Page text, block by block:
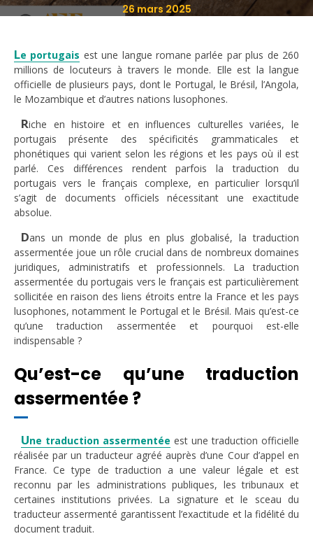
26 mars 2025
Le portugais est une langue romane parlée par plus de 260
millions de locuteurs à travers le monde. Elle est la langue
officielle de plusieurs pays, dont le Portugal, le Brésil, l’Angola,
le Mozambique et d’autres nations lusophones.
Riche en histoire et en influences culturelles variées, le
portugais présente des spécificités grammaticales et
phonétiques qui varient selon les régions et les pays où il est
parlé. Ces différences rendent parfois la traduction du
portugais vers le français complexe, en particulier lorsqu’il
s’agit de documents officiels nécessitant une exactitude
absolue.
Dans un monde de plus en plus globalisé, la traduction
assermentée joue un rôle crucial dans de nombreux domaines
juridiques, administratifs et professionnels. La traduction
assermentée du portugais vers le français est particulièrement
sollicitée en raison des liens étroits entre la France et les pays
lusophones, notamment le Portugal et le Brésil. Mais qu’est-ce
qu’une traduction assermentée et pourquoi est-elle
indispensable ?
Qu’est-ce qu’une traduction
assermentée ?
Une traduction assermentée est une traduction officielle
réalisée par un traducteur agréé auprès d’une Cour d’appel en
France. Ce type de traduction a une valeur légale et est
reconnu par les administrations publiques, les tribunaux et
certaines institutions privées. La signature et le sceau du
traducteur assermenté garantissent l’exactitude et la fidélité du
document traduit.